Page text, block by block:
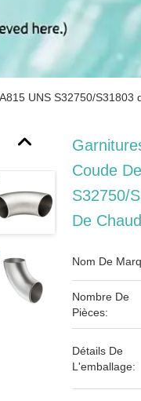
UNS S32750/
Coude
S32750/
De
Nom De
Nombre De
Pièces:
Détails De
L'emballage: